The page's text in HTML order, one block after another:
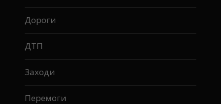
Дороги
ДТП
Заходи
Перемоги